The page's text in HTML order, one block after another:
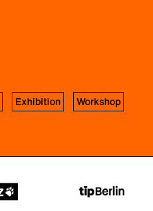
Exhibition
Workshop